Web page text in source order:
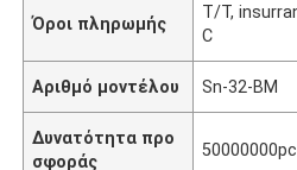
Όροι πληρωμής
T/T,
C
Αριθμό μοντέλου Sn-32-BM
Δυνατότητα προ
σφοράς